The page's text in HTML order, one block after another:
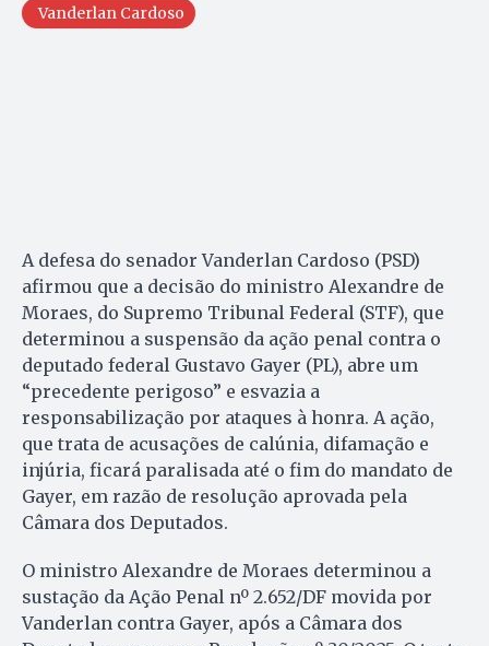
Vanderlan Cardoso
A defesa do senador Vanderlan Cardoso (PSD)
afirmou que a decisão do ministro Alexandre de
Moraes, do Supremo Tribunal Federal (STF), que
determinou a suspensão da ação penal contra o
deputado federal Gustavo Gayer (PL), abre um
“precedente perigoso” e esvazia a
responsabilização por ataques à honra. A ação,
que trata de acusações de calúnia, difamação e
injúria, ficará paralisada até o fim do mandato de
Gayer, em razão de resolução aprovada pela
Câmara dos Deputados.
O ministro Alexandre de Moraes determinou a
sustação da Ação Penal nº 2.652/DF movida por
Vanderlan contra Gayer, após a Câmara dos